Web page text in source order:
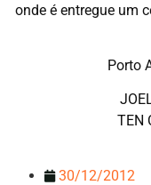
onde é entregue um
Porto
TEN
30/12/2012